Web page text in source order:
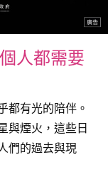
人都需要
都有光的陪伴。
與煙火，這些日
們的過去與現